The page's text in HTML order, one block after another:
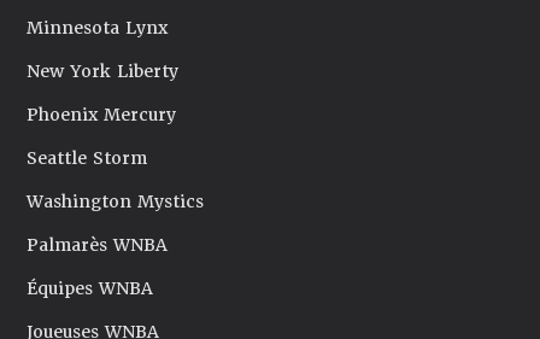
Minnesota Lynx
New York Liberty
Phoenix Mercury
Seattle Storm
Washington Mystics
Palmarès WNBA
Équipes WNBA
Joueuses WNBA